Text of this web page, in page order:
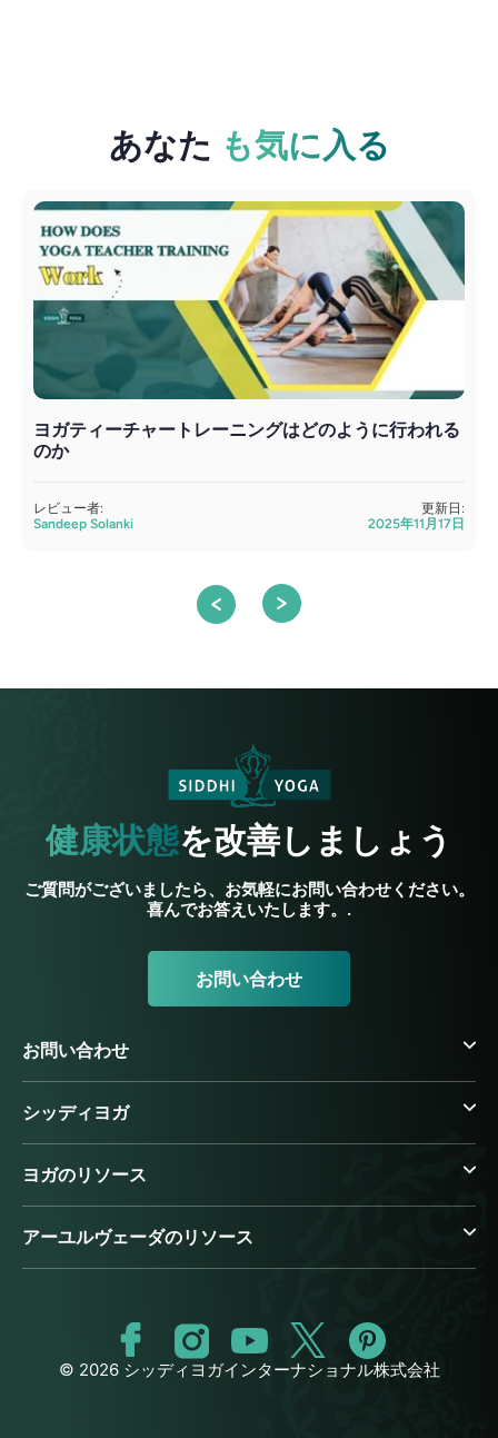
あなた も気に入る
ヨガティーチャートレーニングはどのように行われる
のか
レビュー者:
Sandeep Solanki
更新日:
2025年11月17日
健康状態を改善しましょう
ご質問がございましたら、お気軽にお問い合わせください。
喜んでお答えいたします。.
お問い合わせ
お問い合わせ
シッディヨガ
ヨガのリソース
アーユルヴェーダのリソース
© 2026 シッディヨガインターナショナル株式会社